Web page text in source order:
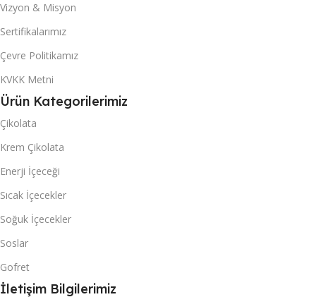
Vizyon & Misyon
Sertifikalarımız
Çevre Politikamız
KVKK Metni
Ürün Kategorilerimiz
Çikolata
Krem Çikolata
Enerji İçeceği
Sıcak İçecekler
Soğuk İçecekler
Soslar
Gofret
İletişim Bilgilerimiz